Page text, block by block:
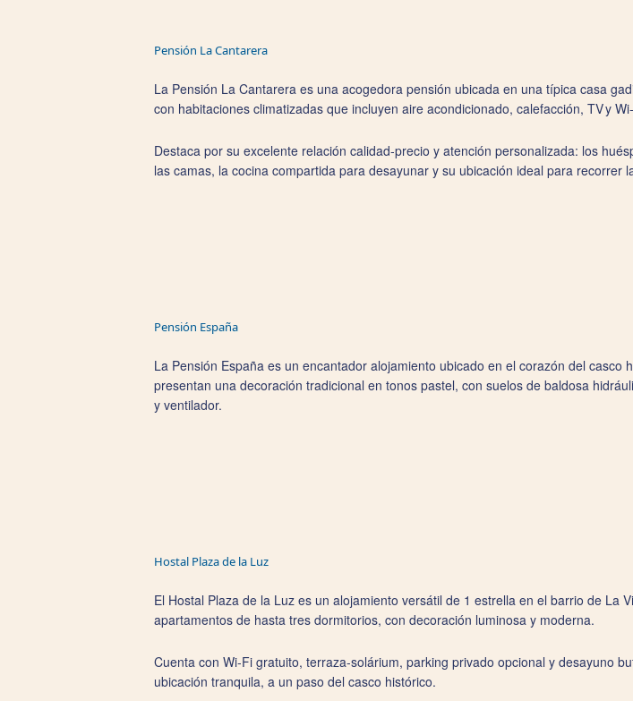
Pensión La Cantarera
La Pensión La Cantarera es una acogedora pensión ubicada en una típica casa
con habitaciones climatizadas que incluyen aire acondicionado, calefacción, TV y
Destaca por su excelente relación calidad‑precio y atención personalizada: los
las camas, la cocina compartida para desayunar y su ubicación ideal para recorrer
Pensión España
La Pensión España es un encantador alojamiento ubicado en el corazón del
presentan una decoración tradicional en tonos pastel, con suelos de baldosa
y ventilador.
Hostal Plaza de la Luz
El Hostal Plaza de la Luz es un alojamiento versátil de 1 estrella en el barrio de
apartamentos de hasta tres dormitorios, con decoración luminosa y moderna.
Cuenta con Wi‑Fi gratuito, terraza-solárium, parking privado opcional y desayuno
ubicación tranquila, a un paso del casco histórico.